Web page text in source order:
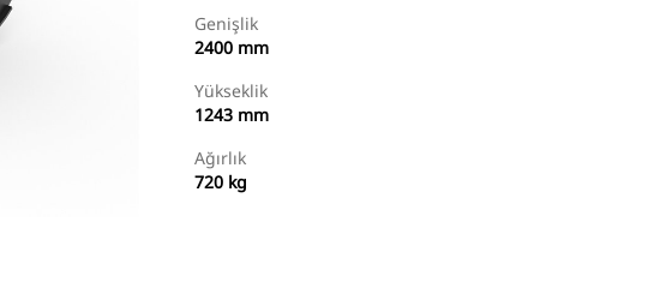
Genişlik
2400 mm
Yükseklik
1243 mm
Ağırlık
720 kg